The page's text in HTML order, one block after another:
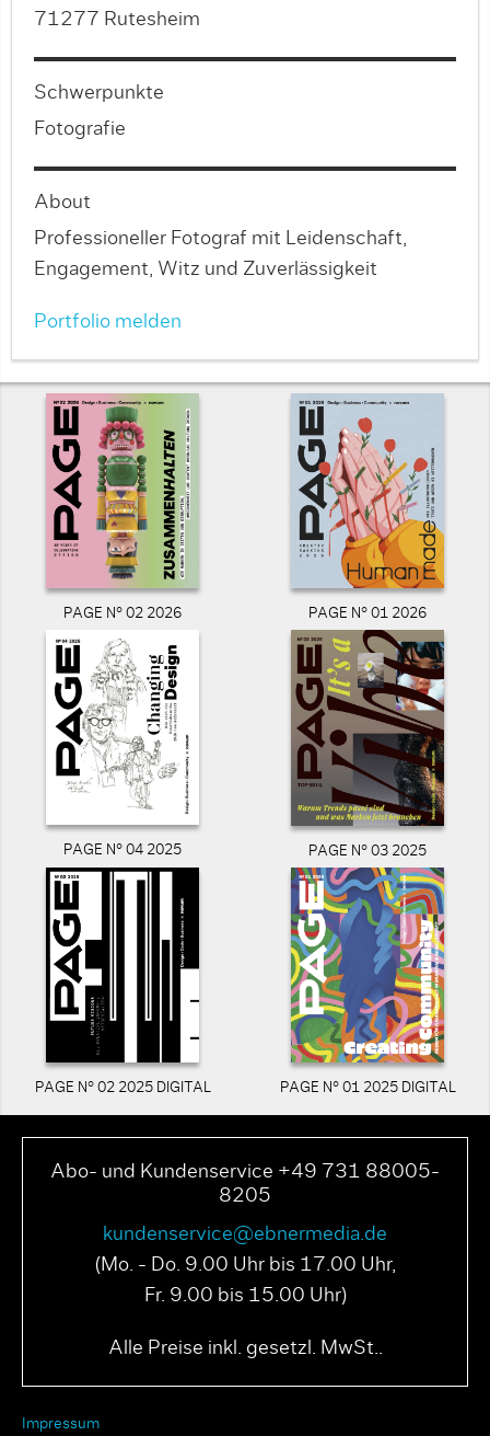
71277 Rutesheim
Schwerpunkte
Fotografie
About
Professioneller Fotograf mit Leidenschaft,
Engagement, Witz und Zuverlässigkeit
Portfolio melden
PAGE N° 02 2026 PAGE N° 01 2026
PAGE N° 04 2025 PAGE N° 03 2025
PAGE N° 02 2025 DIGITAL PAGE N° 01 2025 DIGITAL
Abo- und Kundenservice +49 731 88005-
8205
kundenservice@ebnermedia.de
(Mo. - Do. 9.00 Uhr bis 17.00 Uhr,
Fr. 9.00 bis 15.00 Uhr)
Alle Preise inkl. gesetzl. MwSt..
Impressum